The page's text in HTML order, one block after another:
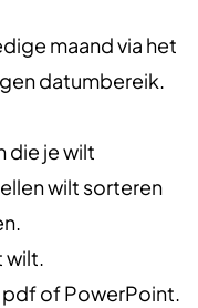
maand via het
datumbereik.
die je wilt
wilt sorteren
wilt.
of PowerPoint.